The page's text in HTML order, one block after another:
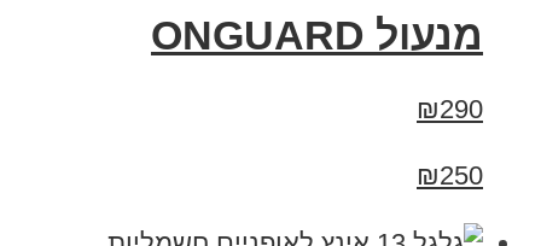
מנעול ONGUARD
₪290
₪250